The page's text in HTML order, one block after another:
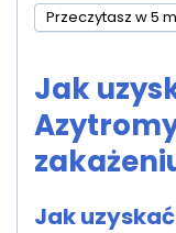
Przeczytasz w 5
Jak
Jak